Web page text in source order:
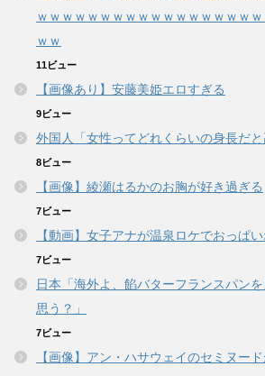
ｗｗｗｗｗｗｗｗｗｗｗｗｗｗｗｗｗ
ｗｗ
11ビュー
【画像あり】安藤美姫エロすぎる
9ビュー
外国人「女性ってどれくらいの身長だと
8ビュー
【画像】綾瀬はるかのお胸が好き過ぎる
7ビュー
【動画】女子アナが温泉ロケでおっぱ
7ビュー
日本「海外よ、餡バターフランスパン
思う？」
7ビュー
【画像】アン・ハサウェイのセミヌー